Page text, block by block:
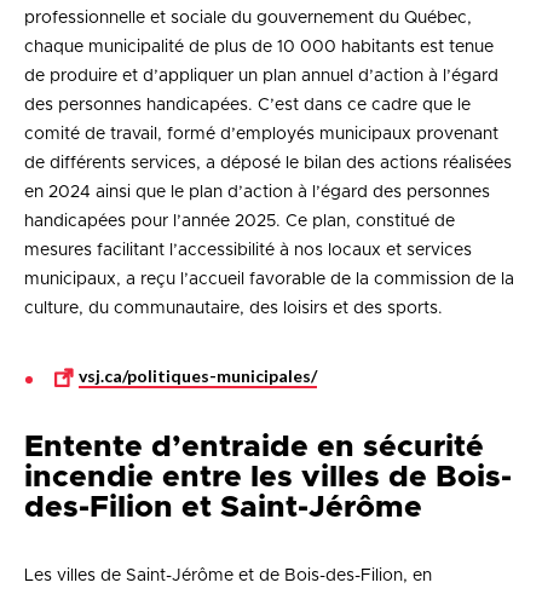
professionnelle et sociale du gouvernement du Québec,
chaque municipalité de plus de 10 000 habitants est tenue
de produire et d’appliquer un plan annuel d’action à l’égard
des personnes handicapées. C’est dans ce cadre que le
comité de travail, formé d’employés municipaux provenant
de différents services, a déposé le bilan des actions réalisées
en 2024 ainsi que le plan d’action à l’égard des personnes
handicapées pour l’année 2025. Ce plan, constitué de
mesures facilitant l’accessibilité à nos locaux et services
municipaux, a reçu l’accueil favorable de la commission de la
culture, du communautaire, des loisirs et des sports.
vsj.ca/politiques-municipales/
Entente d’entraide en sécurité
incendie entre les villes de Bois-
des-Filion et Saint-Jérôme
Les villes de Saint-Jérôme et de Bois-des-Filion, en